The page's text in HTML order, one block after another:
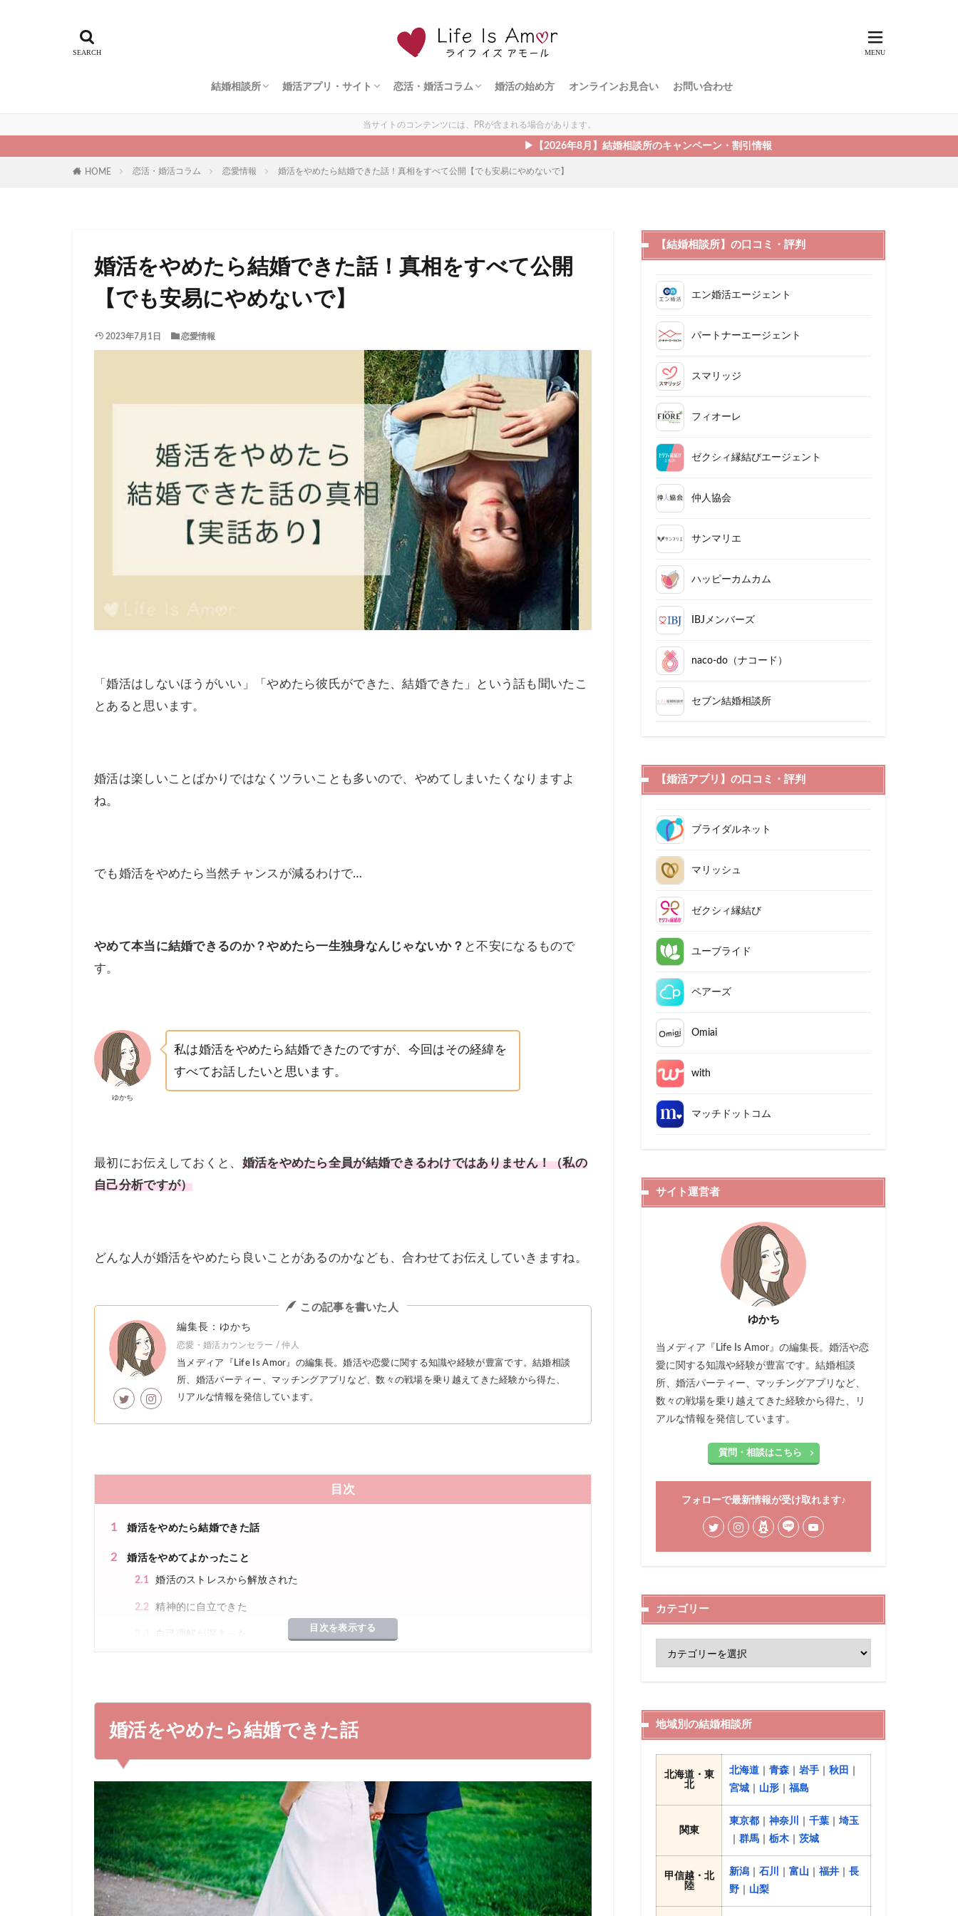
結婚相談所 婚活アプリ・サイト 恋活・婚活コラム 婚活の始め方 オンラインお見合い お問い合わせ
当サイトのコンテンツには、PRが含まれる場合があります。
▶︎【2026年8月】結婚相談所のキャンペーン・割引情報
HOME 恋活・婚活コラム 恋愛情報 婚活をやめたら結婚できた話！真相をすべて公開【でも安易にやめないで】
婚活をやめたら結婚できた話！真相をすべて公開
【でも安易にやめないで】
2023年7月1日 恋愛情報
「婚活はしないほうがいい」「やめたら彼氏ができた、結婚できた」という話も聞いたこ
とあると思います。
婚活は楽しいことばかりではなくツラいことも多いので、やめてしまいたくなりますよ
ね。
でも婚活をやめたら当然チャンスが減るわけで…
やめて本当に結婚できるのか？やめたら一生独身なんじゃないか？ と不安になるもので
す。
ゆかち
私は婚活をやめたら結婚できたのですが、今回はその経緯を
すべてお話したいと思います。
最初にお伝えしておくと、 婚活をやめたら全員が結婚できるわけではありません！（私の
自己分析ですが）
どんな人が婚活をやめたら良いことがあるのかなども、合わせてお伝えしていきますね。
この記事を書いた人
編集長：ゆかち
恋愛・婚活カウンセラー / 仲人
当メディア『Life Is Amor』の編集長。婚活や恋愛に関する知識や経験が豊富です。結婚相談
所、婚活パーティー、マッチングアプリなど、数々の戦場を乗り越えてきた経験から得た、
リアルな情報を発信しています。
目次
1 婚活をやめたら結婚できた話
2 婚活をやめてよかったこと
2.1 婚活のストレスから解放された
2.2 精神的に自立できた
自己理解が深まった
3.2 逃げではなく目標がある場合
婚活をやめたら全員が結婚できるわけではない
目次を表示する
婚活をやめたら結婚できた話
【結婚相談所】の口コミ・評判
エン婚活エージェント
パートナーエージェント
スマリッジ
フィオーレ
ゼクシィ縁結びエージェント
仲人協会
サンマリエ
ハッピーカムカム
IBJメンバーズ
naco-do（ナコード）
セブン結婚相談所
【婚活アプリ】の口コミ・評判
ブライダルネット
マリッシュ
ゼクシィ縁結び
ユーブライド
ペアーズ
Omiai
with
マッチドットコム
サイト運営者
ゆかち
当メディア『Life Is Amor』の編集長。婚活や恋
愛に関する知識や経験が豊富です。結婚相談
所、婚活パーティー、マッチングアプリなど、
数々の戦場を乗り越えてきた経験から得た、リ
アルな情報を発信しています。
質問・相談はこちら
フォローで最新情報が受け取れます♪
カテゴリー
地域別の結婚相談所
北海道・東
北
北海道 青森 岩手 秋田
宮城
山形 福島
関東
東京都 神奈川 千葉
埼玉
群馬 栃木 茨城
甲信越・北
陸
新潟 石川 富山 福井
長
野
山梨